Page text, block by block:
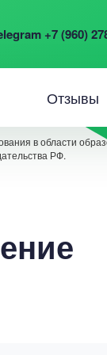
+7 (960)
Отзывы
в области
РФ.